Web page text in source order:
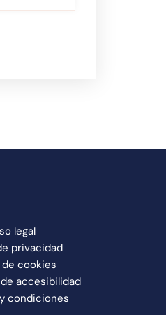
legal
privacidad
cookies
accesibilidad
condiciones